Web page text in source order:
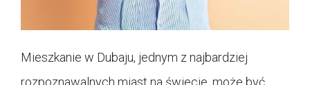
Mieszkanie w Dubaju, jednym z najbardziej
rozpoznawalnych miast na świecie, może być